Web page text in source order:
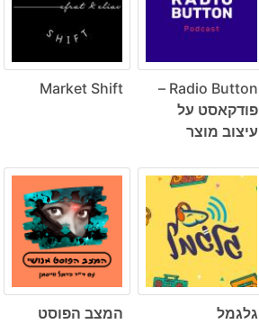
Radio Button –
פודקאסט על
עיצוב מוצר
Market Shift
גלגמל
המצב הפוסט